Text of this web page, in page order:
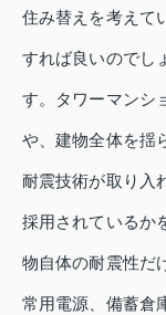
住み替えを考えて
すれば良いのでし
す。タワーマンシ
や、建物全体を揺
耐震技術が取り入
採用されているか
物自体の耐震性だ
常用電源、備蓄倉